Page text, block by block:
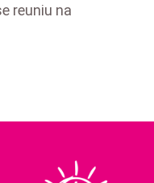
reuniu na